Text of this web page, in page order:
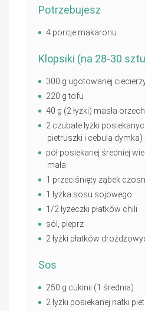
Potrzebujesz
4 porcje makaronu
Klopsiki (na 28-30
300 g ugotowanej
220 g tofu
40 g (2 łyżki) masła
2 czubate łyżki
pietruszki i cebula dymka)
pół posiekanej średniej
mała
1 przeciśnięty ząbek
1 łyżka sosu sojowego
1/2 łyżeczki płatków chili
sól, pieprz
2 łyżki płatków
Sos
250 g cukinii (1 średnia)
2 łyżki posiekanej natki